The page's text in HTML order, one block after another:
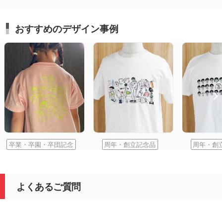
おすすめのデザイン事例
卒業・卒園・卒団記念 周年・創立記念品 周年・創
よくあるご質問